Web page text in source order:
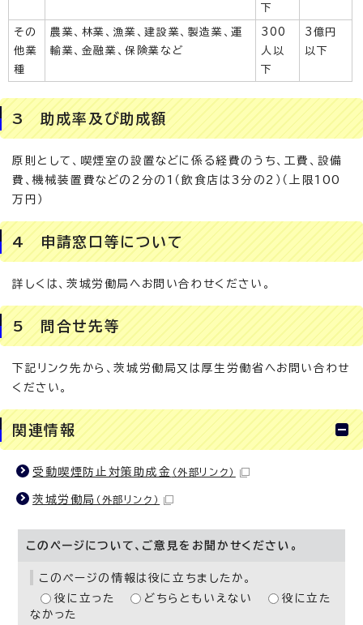
下
その
他業
種
農業、林業、漁業、建設業、製造業、運
輸業、金融業、保険業など
300
人以
下
3億円
以下
3 助成率及び助成額
原則として、喫煙室の設置などに係る経費のうち、工費、設備
費、機械装置費などの2分の1（飲食店は3分の2）（上限100
万円）
4 申請窓口等について
詳しくは、茨城労働局へお問い合わせください。
5 問合せ先等
下記リンク先から、茨城労働局又は厚生労働省へお問い合わせ
ください。
関連情報
受動喫煙防止対策助成金 （外部リンク）
茨城労働局 （外部リンク）
このページについて、ご意見をお聞かせください。
このページの情報は役に立ちましたか。
役に立った
どちらともいえない
役に立た
なかった